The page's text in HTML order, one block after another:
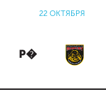
22 ОКТЯБРЯ
Р�